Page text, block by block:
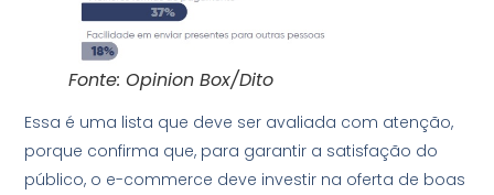
Fonte: Opinion Box/Dito
Essa é uma lista que deve ser avaliada com atenção,
porque confirma que, para garantir a satisfação do
público, o e-commerce deve investir na oferta de boas